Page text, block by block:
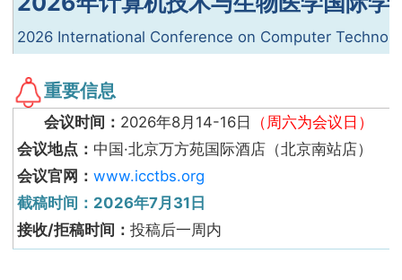
2026 International Conference on Computer
重要信息
会议时间： 2026年8月14-16日
（周六为会议日）
会议地点： 中国·北京万方苑国际酒店（北京南站店）
会议官网： www.icctbs.org
截稿时间：2026年7月31日
接收/拒稿时间 ： 投稿后一周内